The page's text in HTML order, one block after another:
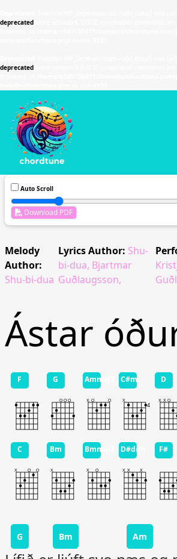
deprecated
deprecated
Auto Scroll
Download PDF
Melody
Author:
Shu-bi-dua
Lyrics Author: Shu-
bi-dua, Bjartmar
Guðlaugsson,
Ástar
G Bm Am
F G Ammaj7 C#m D
C Bm Bmmaj7 D#dim F#